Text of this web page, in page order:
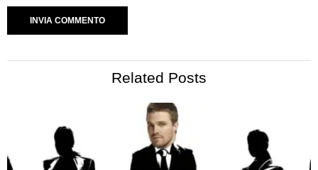
Related Posts